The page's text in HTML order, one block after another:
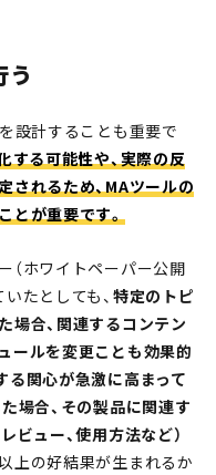
う
設計することも重要で
する可能性や、実際の反
されるため、MAツールの
とが重要です。
（ホワイトペーパー公開
たとしても、 特定のトピ
場合、関連するコンテン
ールを変更ことも効果的
る関心が急激に高まって
場合、その製品に関連す
ビュー、使用方法など）
上の好結果が生まれるか